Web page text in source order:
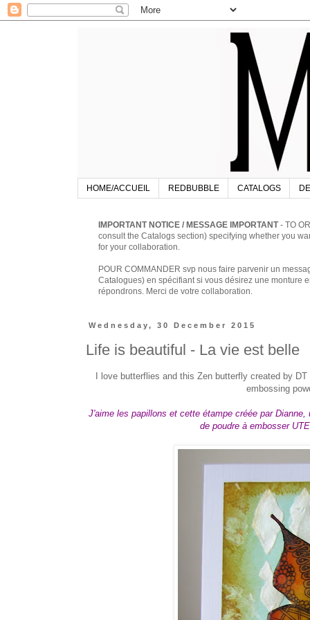
HOME/ACCUEIL REDBUBBLE CATALOGS
IMPORTANT NOTICE / MESSAGE IMPORTANT- TO
consult the Catalogs section) specifying whether you
for your collaboration.
POUR COMMANDER svp nous faire parvenir un
Catalogues) en spécifiant si vous désirez une monture
répondrons. Merci de votre collaboration.
Wednesday, 30 December 2015
Life is beautiful - La vie est belle
I love butterflies and this Zen butterfly created by
embossing
J'aime les papillons et cette étampe créée par
de poudre à embosser